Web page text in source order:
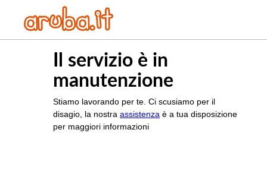
Il servizio è in
manutenzione
Stiamo lavorando per te. Ci scusiamo per il
disagio, la nostra assistenza è a tua disposizione
per maggiori informazioni